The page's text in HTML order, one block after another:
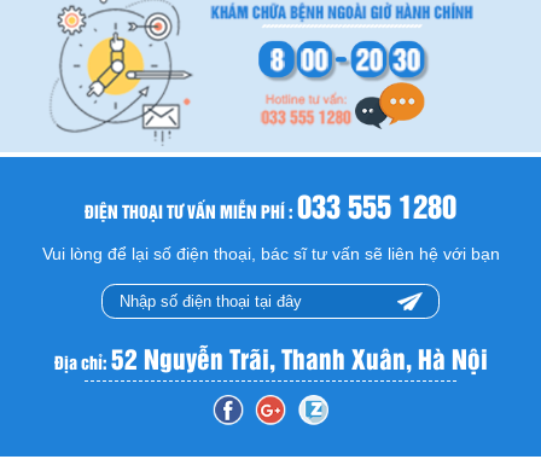
ĐIỆN THOẠI TƯ VẤN MIỄN PHÍ :033 555 1280
Vui lòng để lại số điện thoại, bác sĩ tư vấn sẽ liên hệ với bạn
Địa chỉ:52 Nguyễn Trãi, Thanh Xuân, Hà Nội